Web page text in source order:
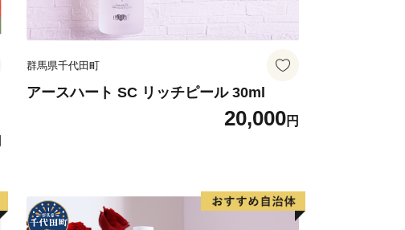
群馬県千代田町
アースハート SC リッチピール 30ml
20,000円